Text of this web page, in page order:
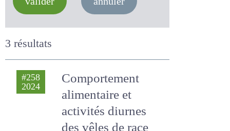
valider annuler
3 résultats
#258
Comportement
alimentaire et
activités diurnes